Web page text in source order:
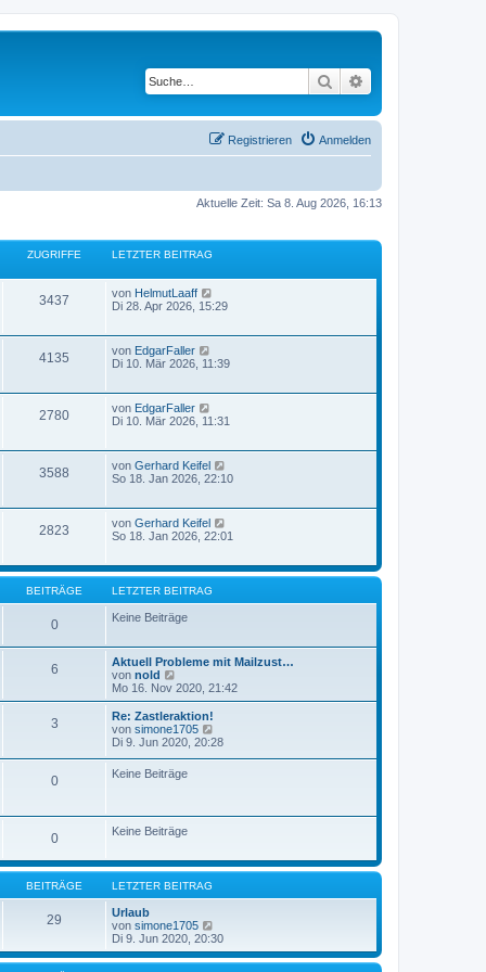
Suche
Anmelden
Registrieren
Aktuelle Zeit: Sa 8. Aug 2026, 16:13
ZUGRIFFE LETZTER BEITRAG
3437 von HelmutLaaff
Di 28. Apr 2026, 15:29
4135 von EdgarFaller
Di 10. Mär 2026, 11:39
2780 von EdgarFaller
Di 10. Mär 2026, 11:31
3588 von Gerhard Keifel
So 18. Jan 2026, 22:10
2823 von Gerhard Keifel
So 18. Jan 2026, 22:01
BEITRÄGE LETZTER BEITRAG
0 Keine Beiträge
6
Aktuell Probleme mit Mailzust…
von nold
e
u
e
s
t
r
B
t
r
Mo 16. Nov 2020, 21:42
3
Re: Zastleraktion!
von simone1705
e
r
i
t
a
Di 9. Jun 2020, 20:28
0 Keine Beiträge
0 Keine Beiträge
BEITRÄGE LETZTER BEITRAG
29
Urlaub
von simone1705
e
u
e
Di 9. Jun 2020, 20:30